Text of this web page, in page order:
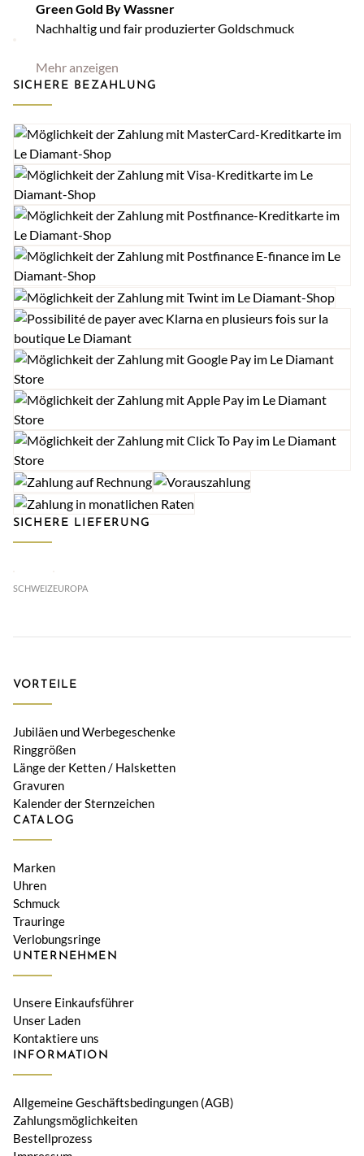
Green Gold By Wassner
Nachhaltig und fair produzierter Goldschmuck
Mehr anzeigen
SICHERE BEZAHLUNG
SICHERE LIEFERUNG
SCHWEIZEUROPA
VORTEILE
Jubiläen und Werbegeschenke
Ringgrößen
Länge der Ketten / Halsketten
Gravuren
Kalender der Sternzeichen
CATALOG
Marken
Uhren
Schmuck
Trauringe
Verlobungsringe
UNTERNEHMEN
Unsere Einkaufsführer
Unser Laden
Kontaktiere uns
INFORMATION
Allgemeine Geschäftsbedingungen (AGB)
Zahlungsmöglichkeiten
Bestellprozess